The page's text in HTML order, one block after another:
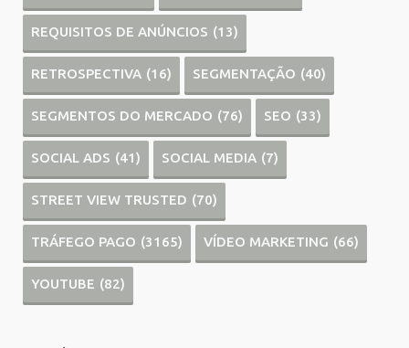
REQUISITOS DE ANÚNCIOS (13)
RETROSPECTIVA (16) SEGMENTAÇÃO (40)
SEGMENTOS DO MERCADO (76) SEO (33)
SOCIAL ADS (41) SOCIAL MEDIA (7)
STREET VIEW TRUSTED (70)
TRÁFEGO PAGO (3165) VÍDEO MARKETING (66)
YOUTUBE (82)